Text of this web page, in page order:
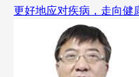
更好地应对疾病，走向健